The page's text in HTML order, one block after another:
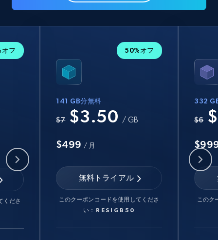
フ
くださ
50%オフ
141 GB分無料
$7 $3.50 / GB
$499 / 月
無料トライアル
このクーポンコードを使用してくださ
い：
RESIGB50
332
$6
このク